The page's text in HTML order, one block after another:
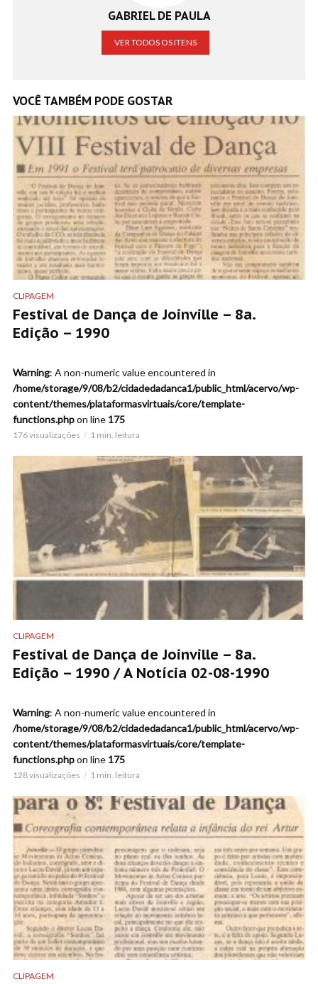
GABRIEL DE PAULA
VER TODOS OS ITENS
VOCÊ TAMBÉM PODE GOSTAR
CLIPAGEM
Festival de Dança de Joinville – 8a.
Edição – 1990
Warning: A non-numeric value encountered in
/home/storage/9/08/b2/cidadedadanca1/public_html/acervo/wp-
content/themes/plataformasvirtuais/core/template-
functions.phpon line 175
176 visualizações 1 min. leitura
CLIPAGEM
Festival de Dança de Joinville – 8a.
Edição – 1990 / A Notícia 02-08-1990
Warning: A non-numeric value encountered in
/home/storage/9/08/b2/cidadedadanca1/public_html/acervo/wp-
content/themes/plataformasvirtuais/core/template-
functions.phpon line 175
128 visualizações 1 min. leitura
CLIPAGEM